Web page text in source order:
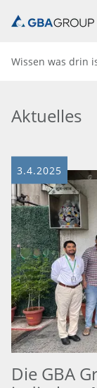
Wissen was drin
Aktuelles
3.4.2025
Die GBA